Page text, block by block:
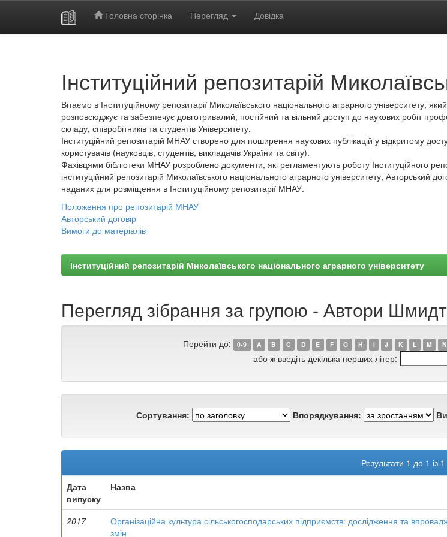
Головна сторінка Перегляд Довідка
Інституційний репозитарій
Вітаємо в Інституційному репозитарії Миколаївського національного аграрного університету,
розповсюджує та забезпечує довготривалий, постійний та вільний доступ до наукових робіт
складу, співробітників та студентів Університету.
Інституційний репозитарій МНАУ створено для поширення наукових публікацій у відкритому
користувачів (науковців, студентів, викладачів України та світу).
Фахівцями бібліотеки МНАУ розроблено документи, які регламентують роботу Інституційного
інституційний репозитарій Миколаївського національного аграрного університету, Авторський
наданих для розміщення в Інституційному репозитарії МНАУ.
Положення про репозитарій МНАУ
Авторський договір
Вимоги до матеріалів
Інституційний репозитарій Миколаївського національного аграрного університету
Перегляд зібрання за групою - Автори
Перейти до: 0-9 A B C D E F G H I J K L M N
або ж введіть декілька перших літер:
Сортування: Впорядкування:
Результати 1 до 1 із 1
Дата
випуску
Назва
2017
Організаційна культура сільськогосподарських підприємств: дослідження та
змін